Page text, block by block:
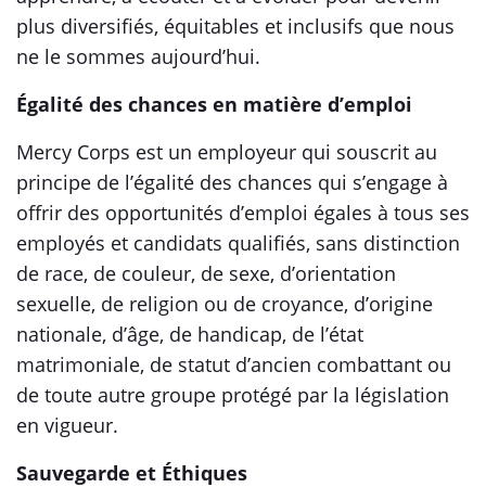
plus diversifiés, équitables et inclusifs que nous
ne le sommes aujourd’hui.
Égalité des chances en matière d’emploi
Mercy Corps est un employeur qui souscrit au
principe de l’égalité des chances qui s’engage à
offrir des opportunités d’emploi égales à tous ses
employés et candidats qualifiés, sans distinction
de race, de couleur, de sexe, d’orientation
sexuelle, de religion ou de croyance, d’origine
nationale, d’âge, de handicap, de l’état
matrimoniale, de statut d’ancien combattant ou
de toute autre groupe protégé par la législation
en vigueur.
Sauvegarde et Éthiques